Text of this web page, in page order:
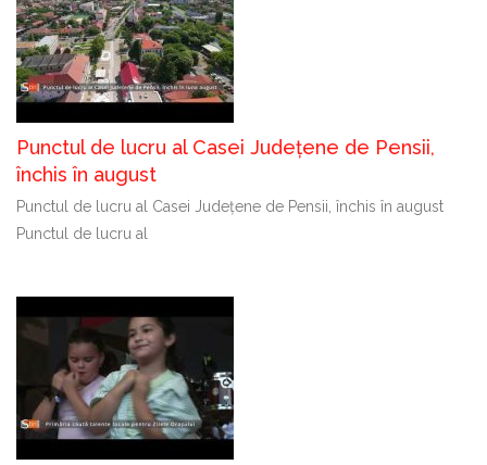
Punctul de lucru al Casei Județene de Pensii,
închis în august
Punctul de lucru al Casei Județene de Pensii, închis în august
Punctul de lucru al